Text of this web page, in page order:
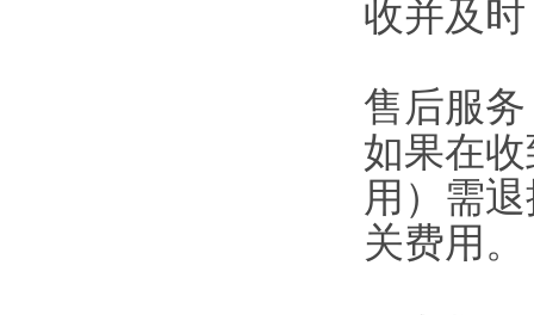
收并及
售后服务
如果在
用）需
关费用